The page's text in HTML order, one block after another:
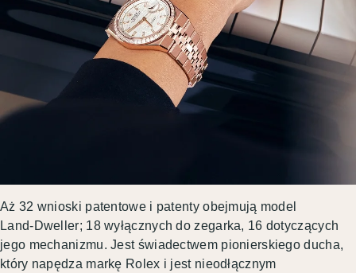
Aż 32 wnioski patentowe i patenty obejmują model
Land‑Dweller; 18 wyłącznych do zegarka, 16 dotyczących
jego mechanizmu. Jest świadectwem pionierskiego ducha,
który napędza markę Rolex i jest nieodłącznym